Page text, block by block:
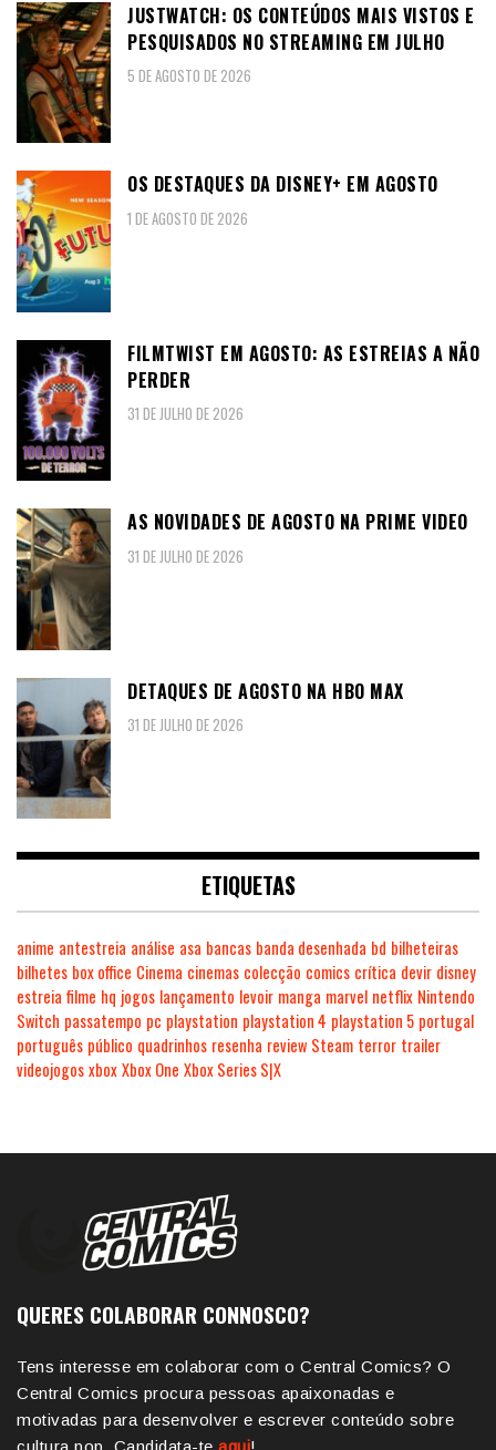
JUSTWATCH: OS CONTEÚDOS MAIS VISTOS E
PESQUISADOS NO STREAMING EM JULHO
5 DE AGOSTO DE 2026
OS DESTAQUES DA DISNEY+ EM AGOSTO
1 DE AGOSTO DE 2026
FILMTWIST EM AGOSTO: AS ESTREIAS A NÃO
PERDER
31 DE JULHO DE 2026
AS NOVIDADES DE AGOSTO NA PRIME VIDEO
31 DE JULHO DE 2026
DETAQUES DE AGOSTO NA HBO MAX
31 DE JULHO DE 2026
ETIQUETAS
anime antestreia análise asa bancas banda desenhada bd bilheteiras
bilhetes box office Cinema cinemas colecção comics crítica devir disney
estreia filme hq jogos lançamento levoir manga marvel netflix Nintendo
Switch passatempo pc playstation playstation 4 playstation 5 portugal
português público quadrinhos resenha review Steam terror trailer
videojogosxboxXbox One Xbox Series S|X
QUERES COLABORAR CONNOSCO?
Tens interesse em colaborar com o Central Comics? O
Central Comics procura pessoas apaixonadas e
motivadas para desenvolver e escrever conteúdo sobre